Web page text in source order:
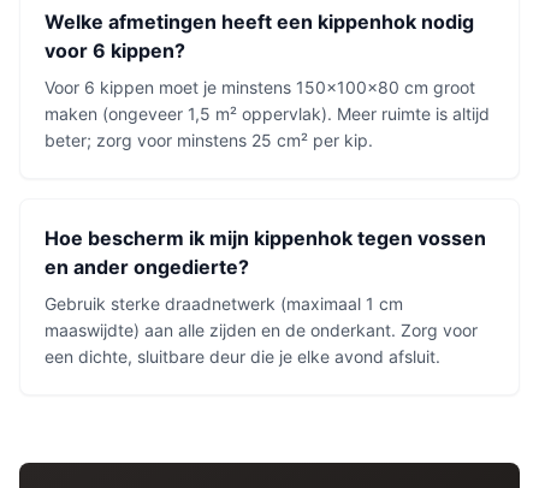
Welke afmetingen heeft een kippenhok nodig
voor 6 kippen?
Voor 6 kippen moet je minstens 150×100×80 cm groot
maken (ongeveer 1,5 m² oppervlak). Meer ruimte is altijd
beter; zorg voor minstens 25 cm² per kip.
Hoe bescherm ik mijn kippenhok tegen vossen
en ander ongedierte?
Gebruik sterke draadnetwerk (maximaal 1 cm
maaswijdte) aan alle zijden en de onderkant. Zorg voor
een dichte, sluitbare deur die je elke avond afsluit.